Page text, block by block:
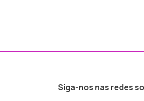
Siga-nos nas redes